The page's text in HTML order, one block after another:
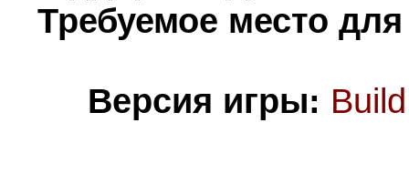
Требуемое место
Версия игры: